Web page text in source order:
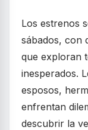
Los estrenos
sábados, con
que exploran
inesperados.
esposos,
enfrentan
descubrir la